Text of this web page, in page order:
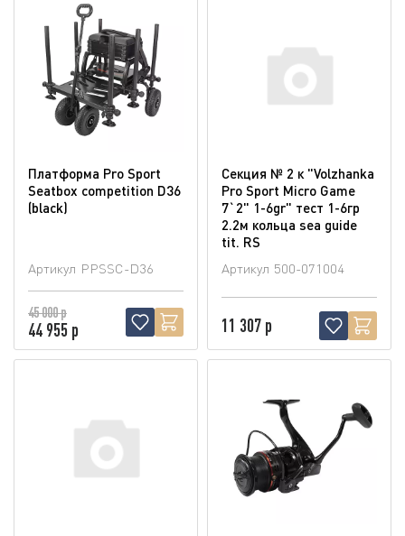
Платформа Pro Sport
Seatbox competition D36
(blaсk)
Артикул PPSSC-D36
45 000 р
44 955 р
Секция № 2 к "Volzhanka
Pro Sport Micro Game
7`2" 1-6gr" тест 1-6гр
2.2м кольца sea guide
tit. RS
Артикул 500-071004
11 307 р